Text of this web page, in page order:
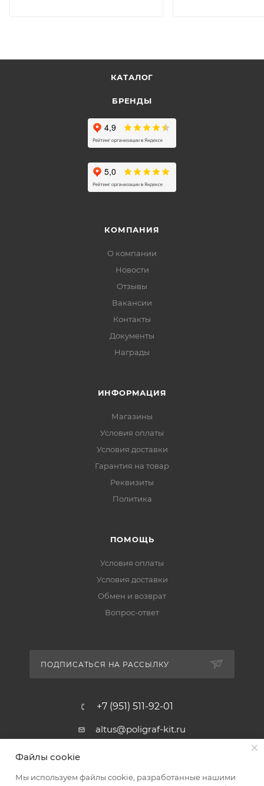
КАТАЛОГ
БРЕНДЫ
КОМПАНИЯ
О компании
Новости
Отзывы
Вакансии
Контакты
Документы
Награды
ИНФОРМАЦИЯ
Магазины
Условия оплаты
Условия доставки
Гарантия на товар
Реквизиты
Политика
ПОМОЩЬ
Условия оплаты
Условия доставки
Обмен и возврат
Вопрос-ответ
ПОДПИСАТЬСЯ НА РАССЫЛКУ
+7 (951) 511-92-01
altus@poligraf-kit.ru
Магазин-склад ТЦ "Альтус"
пос. Янтарный, Малое Зеленое
Файлы cookie
Мы используем файлы cookie, разработанные нашими